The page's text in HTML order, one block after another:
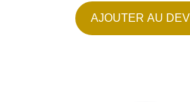
AJOUTER AU